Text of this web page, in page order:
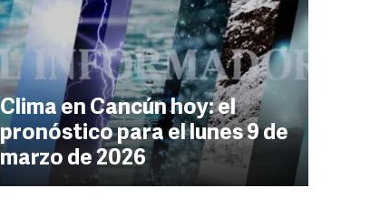
Clima en Cancún hoy: el
pronóstico para el lunes 9 de
marzo de 2026